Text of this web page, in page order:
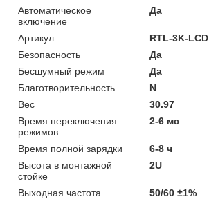
Автоматическое
включение
Да
Артикул
RTL-3K-LCD
Безопасность
Да
Бесшумный режим
Да
Благотворительность
N
Вес
30.97
Время переключения
режимов
2-6 мс
Время полной зарядки
6-8 ч
Высота в монтажной
стойке
2U
Выходная частота
50/60 ±1%